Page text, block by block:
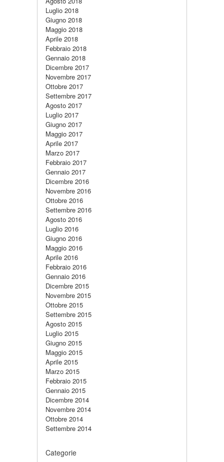
Luglio 2018
Giugno 2018
Maggio 2018
Aprile 2018
Febbraio 2018
Gennaio 2018
Dicembre 2017
Novembre 2017
Ottobre 2017
Settembre 2017
Agosto 2017
Luglio 2017
Giugno 2017
Maggio 2017
Aprile 2017
Marzo 2017
Febbraio 2017
Gennaio 2017
Dicembre 2016
Novembre 2016
Ottobre 2016
Settembre 2016
Agosto 2016
Luglio 2016
Giugno 2016
Maggio 2016
Aprile 2016
Febbraio 2016
Gennaio 2016
Dicembre 2015
Novembre 2015
Ottobre 2015
Settembre 2015
Agosto 2015
Luglio 2015
Giugno 2015
Maggio 2015
Aprile 2015
Marzo 2015
Febbraio 2015
Gennaio 2015
Dicembre 2014
Novembre 2014
Ottobre 2014
Settembre 2014
Categorie